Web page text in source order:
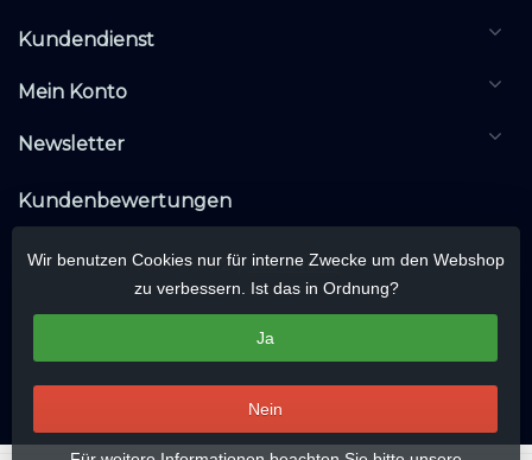
Kundendienst
Mein Konto
Newsletter
Kundenbewertungen
Wir benutzen Cookies nur für interne Zwecke um den Webshop
zu verbessern. Ist das in Ordnung?
Ja
Nein